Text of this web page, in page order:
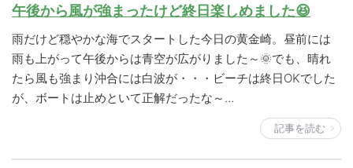
午後から風が強まったけど終日楽しめました😆
雨だけど穏やかな海でスタートした今日の黄金崎。昼前には
雨も上がって午後からは青空が広がりました～🌞でも、晴れ
たら風も強まり沖合には白波が・・・ビーチは終日OKでした
が、ボートは止めといて正解だったな～…
記事を読む